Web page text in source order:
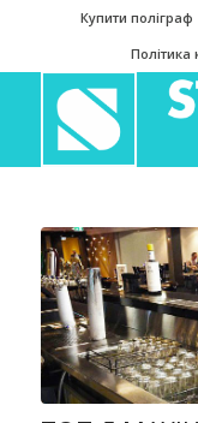
Купити поліграф
Політика